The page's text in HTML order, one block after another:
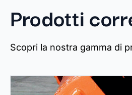
Prodotti
Scopri la nostra gamma di